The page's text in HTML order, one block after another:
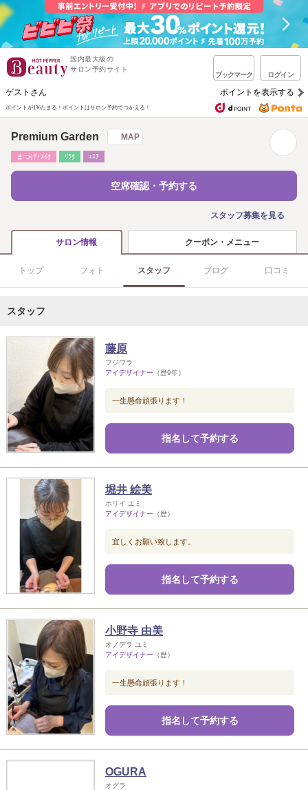
国内最大級の
サロン予約サイト
ブックマーク ログイン
ゲストさん ポイントを表示する
ポイントが1%たまる！ ポイントはサロン予約でつかえる！
Premium Garden MAP
まつげ･ﾒｲｸ ﾘﾗｸ ｴｽﾃ
空席確認・予約する
スタッフ募集を見る
サロン情報 クーポン・メニュー
トップ フォト スタッフ ブログ 口コミ
スタッフ
藤原
フジワラ
アイデザイナー （歴9年）
一生懸命頑張ります！
指名して予約する
堀井 絵美
ホリイ エミ
アイデザイナー （歴）
宜しくお願い致します。
指名して予約する
小野寺 由美
オノデラ ユミ
アイデザイナー （歴）
一生懸命頑張ります！
指名して予約する
OGURA
オグラ